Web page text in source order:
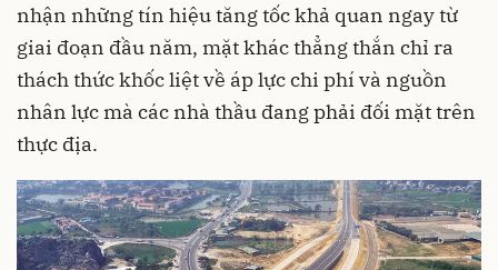
nhận những tín hiệu tăng tốc khả quan ngay từ
giai đoạn đầu năm, mặt khác thẳng thắn chỉ ra
thách thức khốc liệt về áp lực chi phí và nguồn
nhân lực mà các nhà thầu đang phải đối mặt trên
thực địa.